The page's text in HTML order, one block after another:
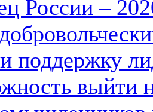
России –
поддержку
выйти